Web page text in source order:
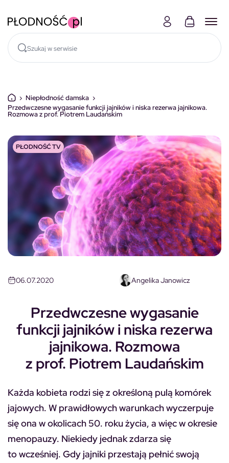
› Niepłodność damska ›
Przedwczesne wygasanie funkcji jajników i niska rezerwa jajnikowa.
Rozmowa z prof. Piotrem Laudańskim
PŁODNOŚĆ TV
06.07.2020 Angelika Janowicz
Przedwczesne wygasanie
funkcji jajników i niska rezerwa
jajnikowa. Rozmowa
z prof. Piotrem Laudańskim
Każda kobieta rodzi się z określoną pulą komórek
jajowych. W prawidłowych warunkach wyczerpuje
się ona w okolicach 50. roku życia, a więc w okresie
menopauzy. Niekiedy jednak zdarza się
to wcześniej. Gdy jajniki przestają pełnić swoją